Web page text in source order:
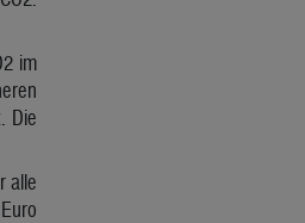
im
Die
alle